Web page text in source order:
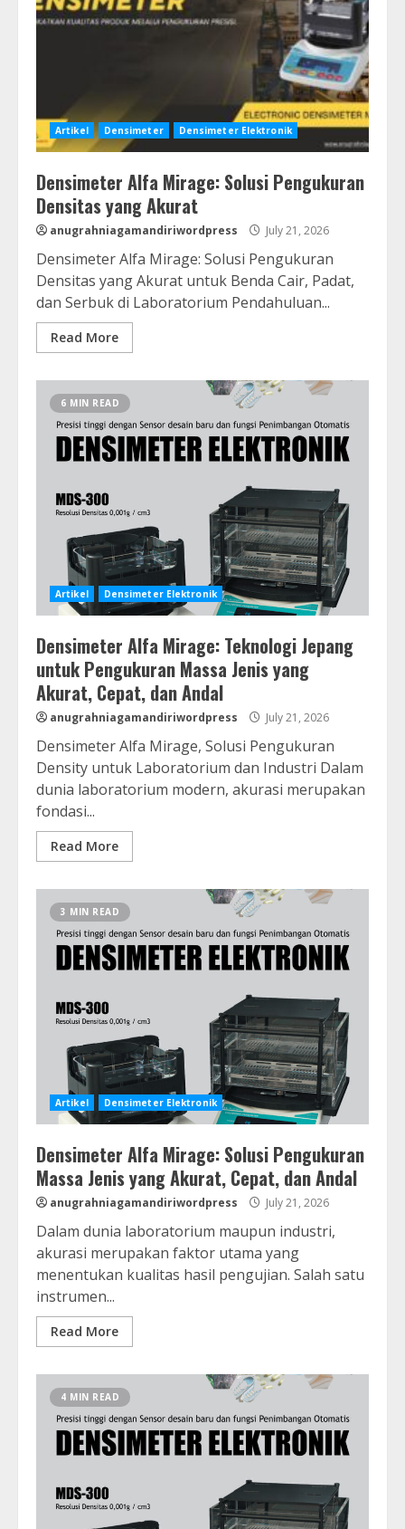
Artikel Densimeter Densimeter Elektronik
Densimeter Alfa Mirage: Solusi Pengukuran
Densitas yang Akurat
anugrahniagamandiriwordpress July 21, 2026
Densimeter Alfa Mirage: Solusi Pengukuran
Densitas yang Akurat untuk Benda Cair, Padat,
dan Serbuk di Laboratorium Pendahuluan...
Read More
6 MIN READ
Artikel Densimeter Elektronik
Densimeter Alfa Mirage: Teknologi Jepang
untuk Pengukuran Massa Jenis yang
Akurat, Cepat, dan Andal
anugrahniagamandiriwordpress July 21, 2026
Densimeter Alfa Mirage, Solusi Pengukuran
Density untuk Laboratorium dan Industri Dalam
dunia laboratorium modern, akurasi merupakan
fondasi...
Read More
3 MIN READ
Artikel Densimeter Elektronik
Densimeter Alfa Mirage: Solusi Pengukuran
Massa Jenis yang Akurat, Cepat, dan Andal
anugrahniagamandiriwordpress July 21, 2026
Dalam dunia laboratorium maupun industri,
akurasi merupakan faktor utama yang
menentukan kualitas hasil pengujian. Salah satu
instrumen...
Read More
4 MIN READ